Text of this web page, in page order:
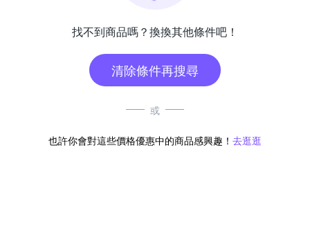
找不到商品嗎？換換其他條件吧！
清除條件再搜尋
或
也許你會對這些價格優惠中的商品感興趣！ 去逛逛